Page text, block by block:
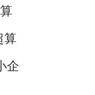
算
企